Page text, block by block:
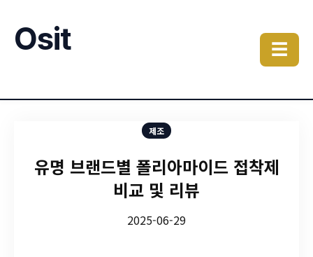
Osit ☰
제조
유명 브랜드별 폴리아마이드 접착제
비교 및 리뷰
2025-06-29